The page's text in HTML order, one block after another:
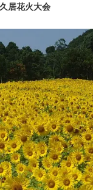
居花火大会